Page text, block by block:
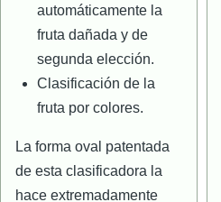
automáticamente la
fruta dañada y de
segunda elección.
Clasificación de la
fruta por colores.
La forma oval patentada
de esta clasificadora la
hace extremadamente